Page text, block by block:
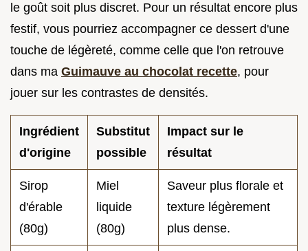
le goût soit plus discret. Pour un résultat encore plus
festif, vous pourriez accompagner ce dessert d'une
touche de légèreté, comme celle que l'on retrouve
dans ma Guimauve au chocolat recette, pour
jouer sur les contrastes de densités.
Ingrédient
d'origine
Substitut
possible
Impact sur le
résultat
Sirop
d'érable
(80g)
Miel
liquide
(80g)
Saveur plus florale et
texture légèrement
plus dense.